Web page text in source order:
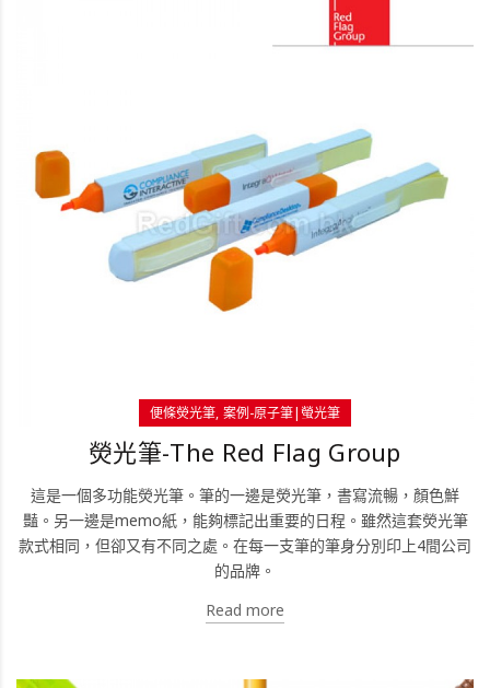
便條熒光筆 案例-原子筆|螢光筆
熒光筆-The Red Flag Group
這是一個多功能熒光筆。筆的一邊是熒光筆，書寫流暢，顏色鮮
豔。另一邊是memo紙，能夠標記出重要的日程。雖然這套熒光筆
款式相同，但卻又有不同之處。在每一支筆的筆身分別印上4間公司
的品牌。
Read more